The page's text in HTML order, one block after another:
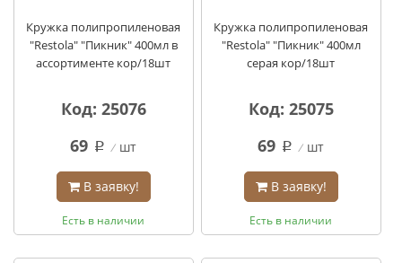
Кружка полипропиленовая
"Restola" "Пикник" 400мл в
ассортименте кор/18шт
Код: 25076
69 q шт
В заявку!
Есть в наличии
Кружка полипропиленовая
"Restola" "Пикник" 400мл
серая кор/18шт
Код: 25075
69 q шт
В заявку!
Есть в наличии